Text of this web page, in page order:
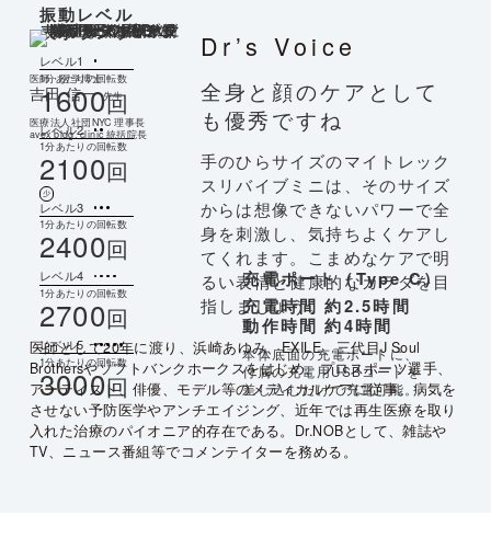
振動レベル
表示ランプ
レベル1
1分あたりの回転数
1600回
レベル2
1分あたりの回転数
2100回
少
レベル3
1分あたりの回転数
2400回
レベル4
1分あたりの回転数
2700回
レベル5
1分あたりの回転数
3000回
充電ポート（Type C）
充電時間 約2.5時間
動作時間 約4時間
本体底面の充電ポートに、
付属の充電用USBコードを
差し込むだけで充電可能。
医師・医学博士
吉田 信一先生
医療法人社団NYC 理事長
avex bldg. clinic 統括院長
Dr’s Voice
全身と顔のケアとして
も優秀ですね
手のひらサイズのマイトレック
スリバイブミニは、そのサイズ
からは想像できないパワーで全
身を刺激し、気持ちよくケアし
てくれます。こまめなケアで明
るい表情と健康的なカラダを目
指しましょう。
医師として20年に渡り、浜崎あゆみ、EXILE、三代目J Soul
Brothersやソフトバンクホークスをはじめ、プロスポーツ選手、
アーティスト、俳優、モデル等のメディカルケアに従事。病気を
させない予防医学やアンチエイジング、近年では再生医療を取り
入れた治療のパイオニア的存在である。Dr.NOBとして、雑誌や
TV、ニュース番組等でコメンテイターを務める。